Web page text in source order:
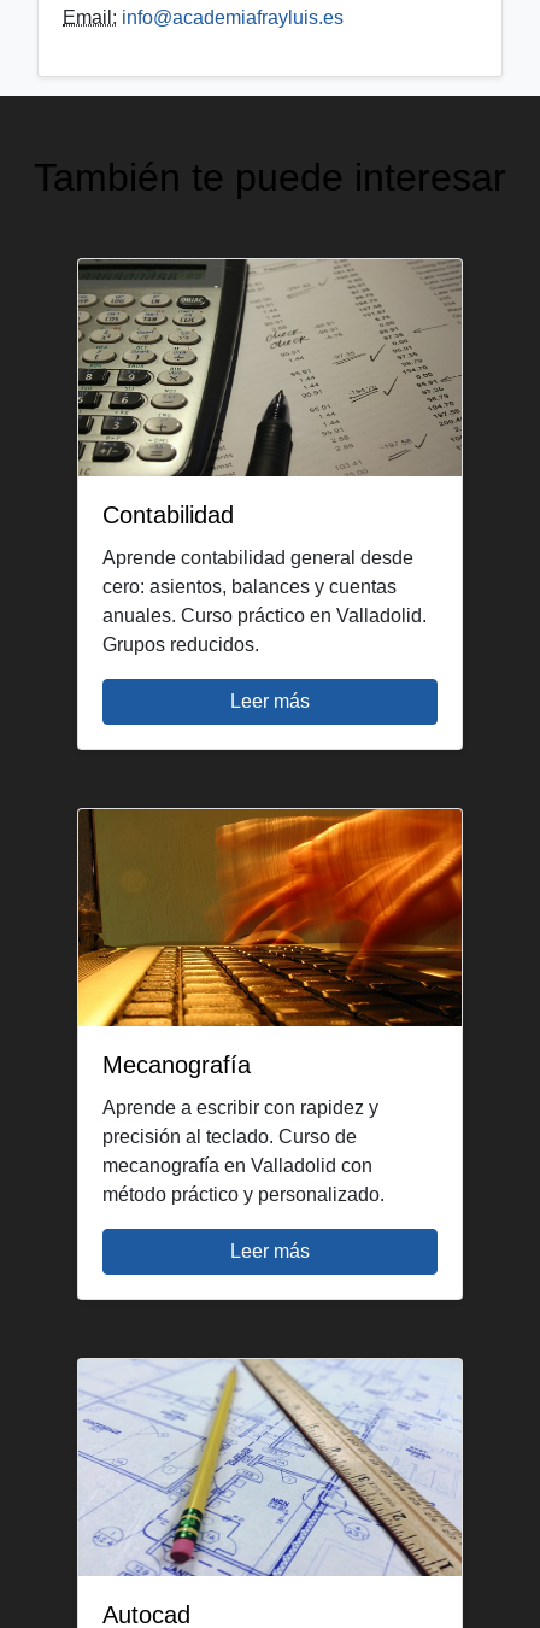
Email: info@academiafrayluis.es
También te puede interesar
Contabilidad
Aprende contabilidad general desde
cero: asientos, balances y cuentas
anuales. Curso práctico en Valladolid.
Grupos reducidos.
Leer más
Mecanografía
Aprende a escribir con rapidez y
precisión al teclado. Curso de
mecanografía en Valladolid con
método práctico y personalizado.
Leer más
Autocad